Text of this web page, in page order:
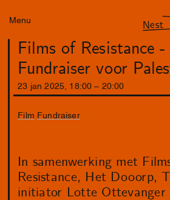
Menu Nest
Films of Resistance -
Fundraiser voor
23 jan 2025 18 :00 20:00
Film Fundraiser
In samenwerking met
Resistance, Het Dooorp,
initiator Lotte Ottevanger